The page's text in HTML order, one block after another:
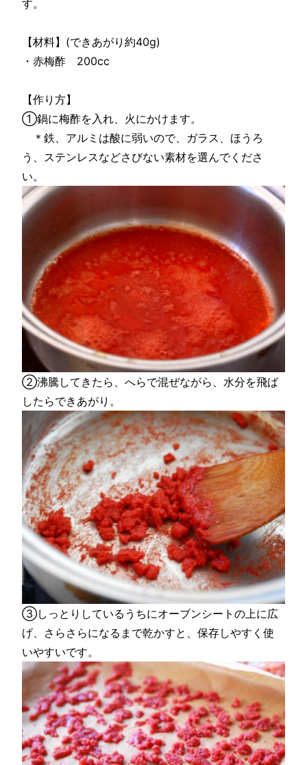
す。
【材料】(できあがり約40g)
・赤梅酢 200cc
【作り方】
①鍋に梅酢を入れ、火にかけます。
＊鉄、アルミは酸に弱いので、ガラス、ほうろ
う、ステンレスなどさびない素材を選んでくださ
い。
②沸騰してきたら、へらで混ぜながら、水分を飛ば
したらできあがり。
③しっとりしているうちにオーブンシートの上に広
げ、さらさらになるまで乾かすと、保存しやすく使
いやすいです。